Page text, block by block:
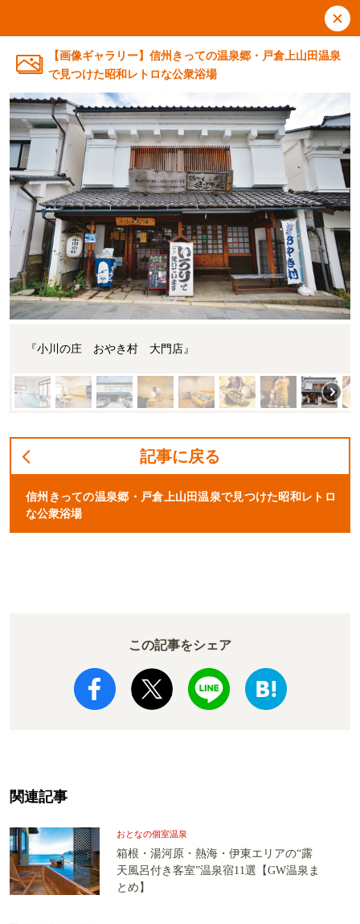
【画像ギャラリー】信州きっての温泉郷・戸倉上山田温泉
で見つけた昭和レトロな公衆浴場
『小川の庄 おやき村 大門店』
記事に戻る
信州きっての温泉郷・戸倉上山田温泉で見つけた昭和レトロ
な公衆浴場
この記事をシェア
関連記事
おとなの個室温泉
箱根・湯河原・熱海・伊東エリアの“露
天風呂付き客室”温泉宿11選【GW温泉ま
とめ】